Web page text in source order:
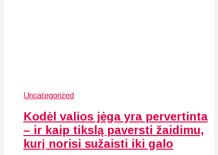
Uncategorized
Kodėl valios jėga yra pervertinta
– ir kaip tikslą paversti žaidimu,
kurį norisi sužaisti iki galo